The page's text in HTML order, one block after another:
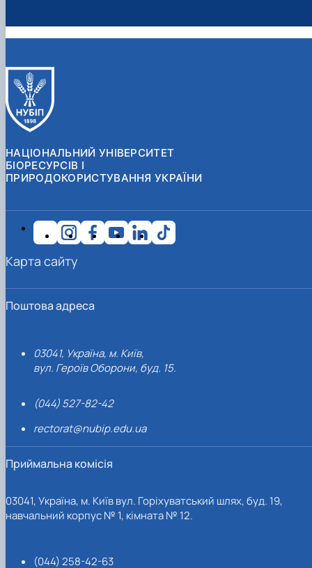
НАЦІОНАЛЬНИЙ УНІВЕРСИТЕТ
БІОРЕСУРСІВ І
ПРИРОДОКОРИСТУВАННЯ УКРАЇНИ
Поштова адреса
03041, Україна, м. Київ,
вул. Героїв Оборони, буд. 15.
(044) 527-82-42
rectorat@nubip.edu.ua
Приймальна комісія
03041, Україна, м. Київ вул. Горіхуватський шлях, буд. 19,
навчальний корпус № 1, кімната № 12.
(044) 258-42-63
Карта сайту